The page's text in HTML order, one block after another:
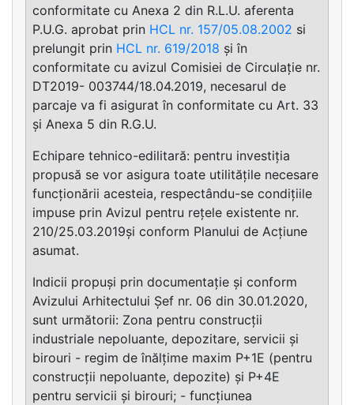
conformitate cu Anexa 2 din R.L.U. aferenta
P.U.G. aprobat prin HCL nr. 157/05.08.2002 si
prelungit prin HCL nr. 619/2018 și în
conformitate cu avizul Comisiei de Circulație nr.
DT2019- 003744/18.04.2019, necesarul de
parcaje va fi asigurat în conformitate cu Art. 33
și Anexa 5 din R.G.U.
Echipare tehnico-edilitară: pentru investiția
propusă se vor asigura toate utilitățile necesare
funcționării acesteia, respectându-se condițiile
impuse prin Avizul pentru rețele existente nr.
210/25.03.2019și conform Planului de Acțiune
asumat.
Indicii propuși prin documentație și conform
Avizului Arhitectului Șef nr. 06 din 30.01.2020,
sunt următorii: Zona pentru construcții
industriale nepoluante, depozitare, servicii și
birouri - regim de înălțime maxim P+1E (pentru
construcții nepoluante, depozite) și P+4E
pentru servicii și birouri; - funcțiunea